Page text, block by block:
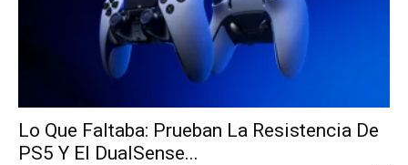
Lo Que Faltaba: Prueban La Resistencia De
PS5 Y El DualSense...